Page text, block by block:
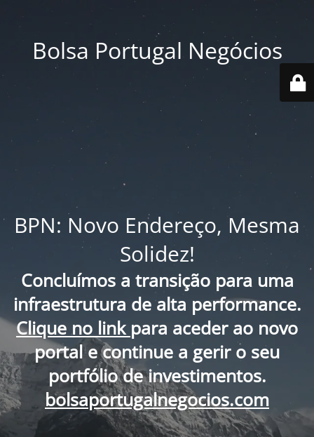
Bolsa Portugal Negócios
BPN: Novo Endereço, Mesma
Solidez!
Concluímos a transição para uma
infraestrutura de alta performance.
Clique no link para aceder ao novo
portal e continue a gerir o seu
portfólio de investimentos.
bolsaportugalnegocios.com